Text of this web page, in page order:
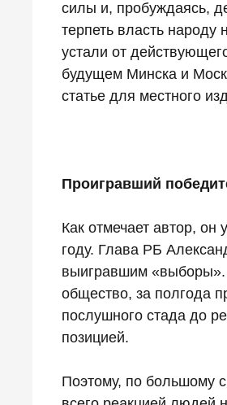
силы и, пробуждаясь,
терпеть власть
устали от
будущем Минска и
статье для местного
Проигравший
Как отмечает автор, он
году. Глава РБ
выигравшим «выборы».
общество, за полгода
послушного стада до
позицией.
Поэтому, по большому